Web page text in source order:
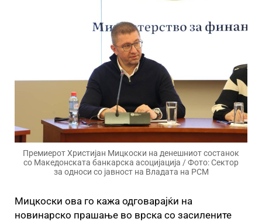
Премиерот Христијан Мицкоски на денешниот состанок
со Македонската банкарска асоцијација / Фото: Сектор
за односи со јавност на Владата на РСМ
Мицкоски ова го кажа одговарајќи на
новинарско прашање во врска со засилените